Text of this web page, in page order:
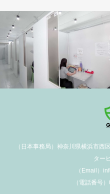
学校施設
（日本事務局）神奈川県横浜市西
ター
（Email）
（電話番号